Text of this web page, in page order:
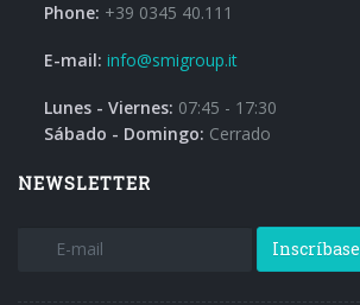
Phone: +39 0345 40.111
E-mail: info@smigroup.it
Lunes - Viernes: 07:45 - 17:30
Sábado - Domingo: Cerrado
NEWSLETTER
Inscríbase